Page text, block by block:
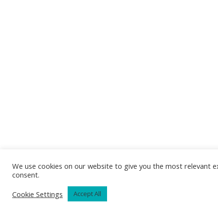
We use cookies on our website to give you the most relevant
consent.
Cookie Settings
Accept All